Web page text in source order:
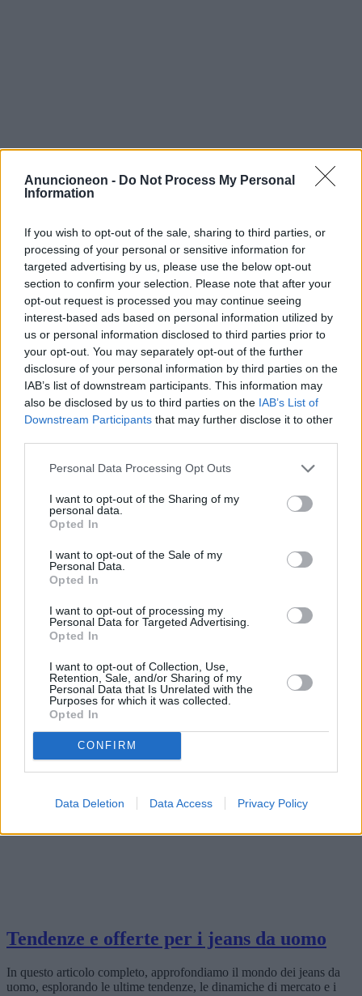
Anuncioneon - Do Not Process My Personal
Information
If you wish to opt-out of the sale, sharing to third parties, or
processing of your personal or sensitive information for
targeted advertising by us, please use the below opt-out
section to confirm your selection. Please note that after your
opt-out request is processed you may continue seeing
interest-based ads based on personal information utilized by
us or personal information disclosed to third parties prior to
your opt-out. You may separately opt-out of the further
disclosure of your personal information by third parties on the
IAB’s list of downstream participants. This information may
also be disclosed by us to third parties on the IAB’s List of
Downstream Participants that may further disclose it to other
Personal Data Processing Opt Outs
I want to opt-out of the Sharing of my
personal data.
Opted In
I want to opt-out of the Sale of my
Personal Data.
Opted In
I want to opt-out of processing my
Personal Data for Targeted Advertising.
Opted In
I want to opt-out of Collection, Use,
Retention, Sale, and/or Sharing of my
Personal Data that Is Unrelated with the
Purposes for which it was collected.
Opted In
CONFIRM
Data Deletion Data Access Privacy Policy
Jeans da donna: nuovi modelli e miglior
rapporto qualità-prezzo nelle diverse
regioni
I jeans da donna sono diventati un capo essenziale nei guardaroba di
tutto il mondo, con tendenze e design in continua evoluzione.
Questo articolo esplora le ultime novità in fatto di denim da donna,
sui migliori rapporti qualità-prezzo nelle diverse aree geografiche.
2025-04-24 Redazione
Tendenze e offerte per i jeans da uomo
In questo articolo completo, approfondiamo il mondo dei jeans da
uomo, esplorando le ultime tendenze, le dinamiche di mercato e i